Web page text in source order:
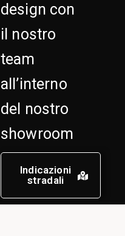
design con
il nostro
team
all’interno
del nostro
showroom
Indicazioni
stradali